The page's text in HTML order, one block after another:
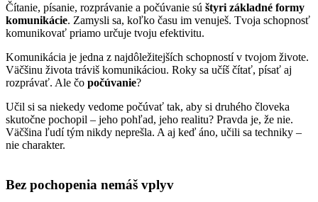
Čítanie, písanie, rozprávanie a počúvanie sú štyri základné formy
komunikácie. Zamysli sa, koľko času im venuješ. Tvoja schopnosť
komunikovať priamo určuje tvoju efektivitu.
Komunikácia je jedna z najdôležitejších schopností v tvojom živote.
Väčšinu života tráviš komunikáciou. Roky sa učíš čítať, písať aj
rozprávať. Ale čo počúvanie?
Učil si sa niekedy vedome počúvať tak, aby si druhého človeka
skutočne pochopil – jeho pohľad, jeho realitu? Pravda je, že nie.
Väčšina ľudí tým nikdy neprešla. A aj keď áno, učili sa techniky –
nie charakter.
Bez pochopenia nemáš vplyv